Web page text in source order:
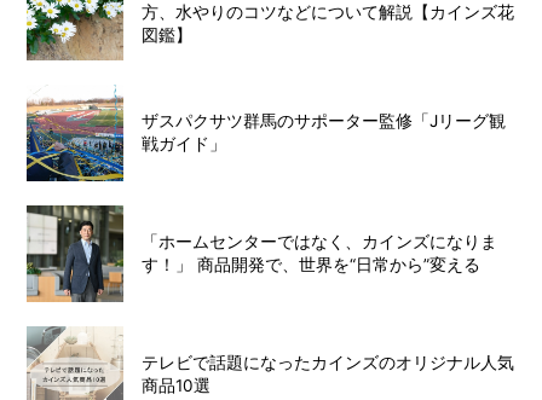
方、水やりのコツなどについて解説【カインズ花
図鑑】
ザスパクサツ群馬のサポーター監修「Jリーグ観
戦ガイド」
「ホームセンターではなく、カインズになりま
す！」 商品開発で、世界を“日常から”変える
テレビで話題になったカインズのオリジナル人気
商品10選